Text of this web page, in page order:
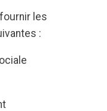
les
: